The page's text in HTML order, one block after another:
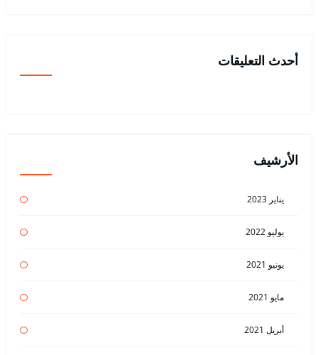
أحدث التعليقات
الأرشيف
يناير 2023
يوليو 2022
يونيو 2021
مايو 2021
أبريل 2021